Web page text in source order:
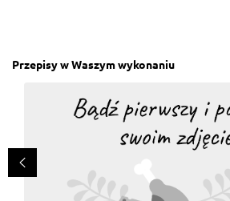
Magda Bonisławska, 14.05.2016
, 03.05.2016
Przepisy w Waszym wykonaniu